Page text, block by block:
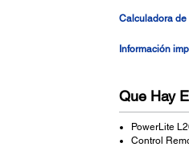
Calculadora
Información
Que Hay
PowerLite
Control